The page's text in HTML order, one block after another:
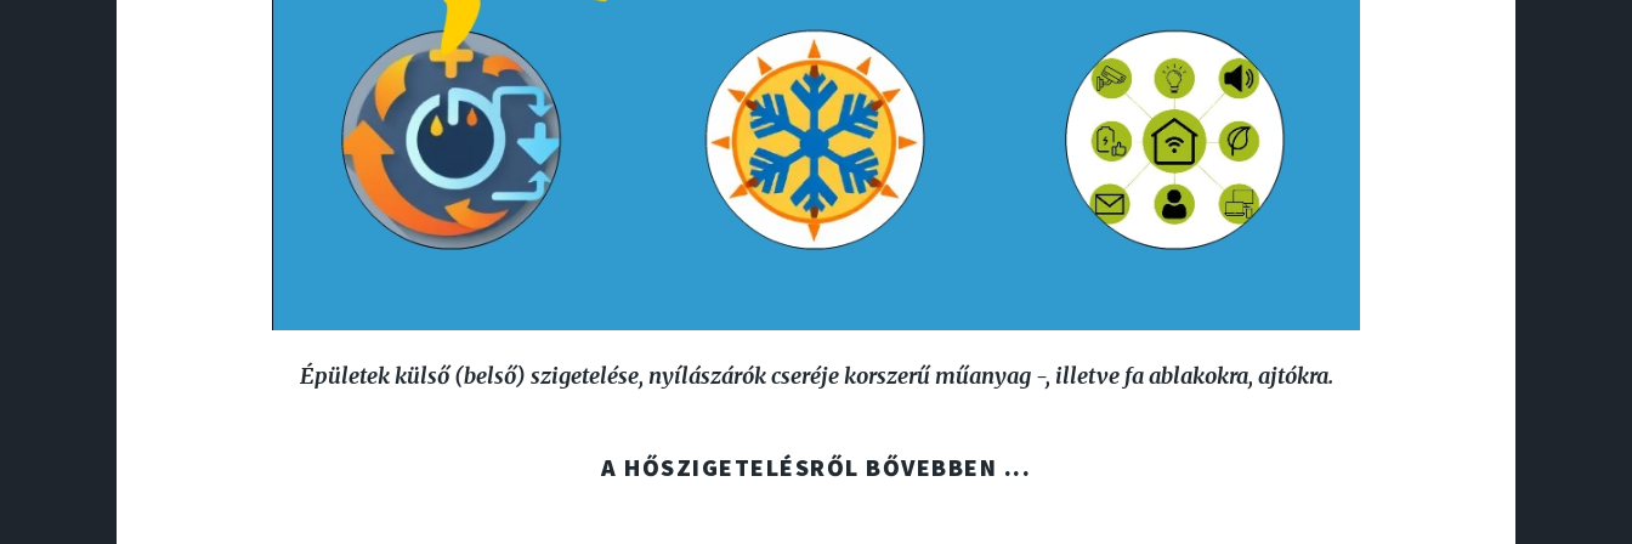
Épületek külső (belső) szigetelése, nyílászárók cseréje korszerű műanyag -, illetve fa ablakokra, ajtókra.
A HŐSZIGETELÉSRŐL BŐVEBBEN ...